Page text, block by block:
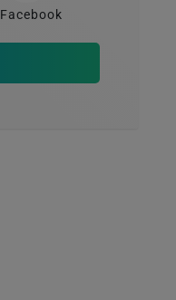
Facebook